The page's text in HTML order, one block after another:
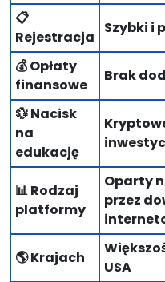
📋
Rejestracja
Szybki i
💰 Opłaty
finansowe
Brak
💱 Nacisk
na
edukację
📊 Rodzaj
platformy
Oparty
przez
🌎 Krajach
USA